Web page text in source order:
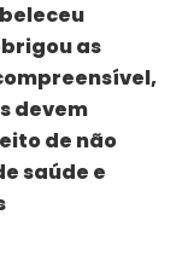
as
devem
de não
saúde e